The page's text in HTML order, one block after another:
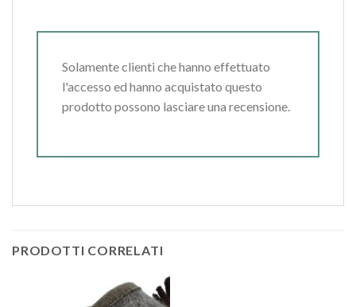
Solamente clienti che hanno effettuato
l'accesso ed hanno acquistato questo
prodotto possono lasciare una recensione.
PRODOTTI CORRELATI